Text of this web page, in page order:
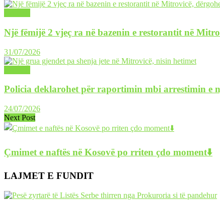
Një fëmijë 2 vjeç ra në bazenin e restorantit në
31/07/2026
Policia deklarohet për raportimin mbi arrestimin e
24/07/2026
Next Post
Çmimet e naftës në Kosovë po rriten çdo moment⬇️
LAJMET E FUNDIT